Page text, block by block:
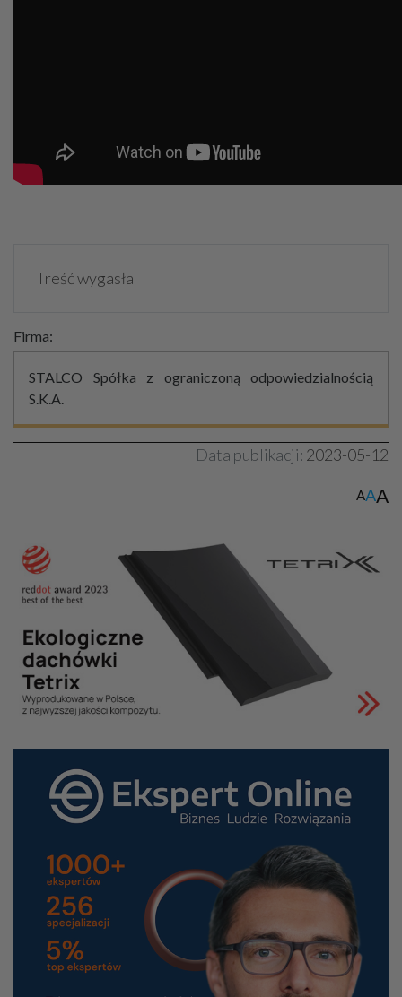
Treść wygasła
Firma:
STALCO Spółka z ograniczoną odpowiedzialnością
S.K.A.
Data publikacji: 2023-05-12
AAA